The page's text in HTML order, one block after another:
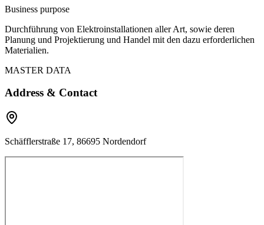
Business purpose
Durchführung von Elektroinstallationen aller Art, sowie deren
Planung und Projektierung und Handel mit den dazu erforderlichen
Materialien.
MASTER DATA
Address & Contact
Schäfflerstraße 17, 86695 Nordendorf